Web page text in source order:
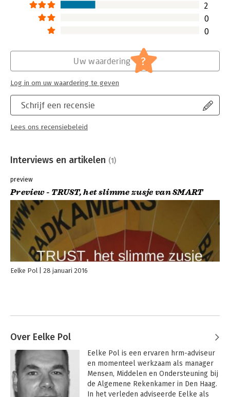
2
0
0
Schrijf een recensie
Lees ons recensiebeleid
Uw waardering ?
Log in om uw waardering te geven
Interviews en artikelen (1)
preview
Preview - TRUST, het slimme zusje van SMART
Eelke Pol 28 januari 2016
Over Eelke Pol
Eelke Pol is een ervaren hrm-adviseur
en momenteel werkzaam als manager
Mensen, Middelen en Ondersteuning bij
de Algemene Rekenkamer in Den Haag.
In het verleden adviseerde Eelke als